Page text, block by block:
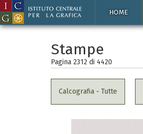
HOME
Stampe
Pagina 2312 di 4420
Calcografia - Tutte